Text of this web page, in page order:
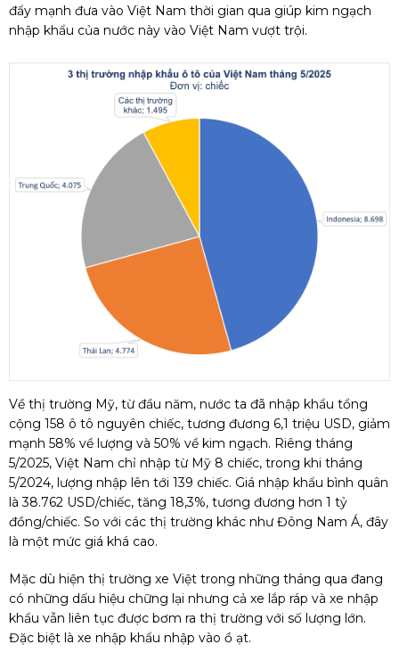
đẩy mạnh đưa vào Việt Nam thời gian qua giúp kim ngạch
nhập khẩu của nước này vào Việt Nam vượt trội.
Về thị trường Mỹ, từ đầu năm, nước ta đã nhập khẩu tổng
cộng 158 ô tô nguyên chiếc, tương đương 6,1 triệu USD, giảm
mạnh 58% về lượng và 50% về kim ngạch. Riêng tháng
5/2025, Việt Nam chỉ nhập từ Mỹ 8 chiếc, trong khi tháng
5/2024, lượng nhập lên tới 139 chiếc. Giá nhập khẩu bình quân
là 38.762 USD/chiếc, tăng 18,3%, tương đương hơn 1 tỷ
đồng/chiếc. So với các thị trường khác như Đông Nam Á, đây
là một mức giá khá cao.
Mặc dù hiện thị trường xe Việt trong những tháng qua đang
có những dấu hiệu chững lại nhưng cả xe lắp ráp và xe nhập
khẩu vẫn liên tục được bơm ra thị trường với số lượng lớn.
Đặc biệt là xe nhập khẩu nhập vào ồ ạt.